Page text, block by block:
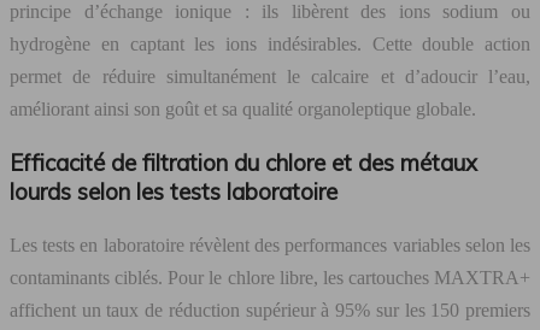
principe d’échange ionique : ils libèrent des ions sodium ou
hydrogène en captant les ions indésirables. Cette double action
permet de réduire simultanément le calcaire et d’adoucir l’eau,
améliorant ainsi son goût et sa qualité organoleptique globale.
Efficacité de filtration du chlore et des métaux
lourds selon les tests laboratoire
Les tests en laboratoire révèlent des performances variables selon les
contaminants ciblés. Pour le chlore libre, les cartouches MAXTRA+
affichent un taux de réduction supérieur à 95% sur les 150 premiers